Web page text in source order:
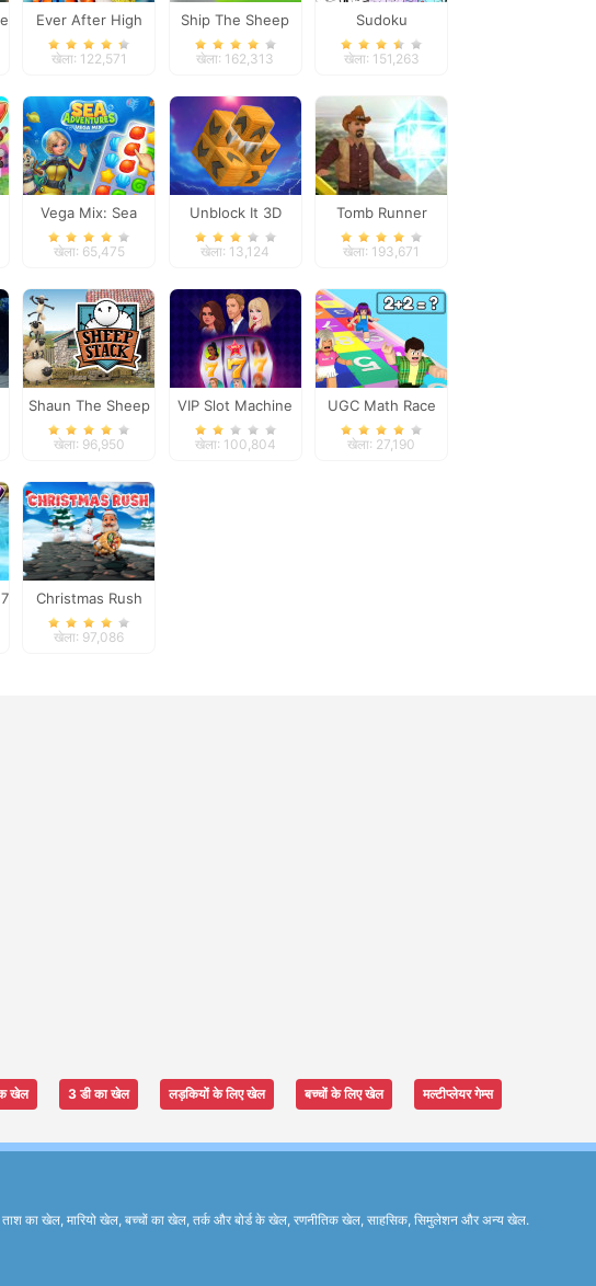
Ever After High
#future
खेला: 122,571
Ship The Sheep
खेला: 162,313
Sudoku
खेला: 151,263
Vega Mix: Sea
Adventures
खेला: 65,475
Unblock It 3D
खेला: 13,124
Tomb Runner
खेला: 193,671
Shaun The Sheep
Sheep Stack
खेला: 96,950
VIP Slot Machine
खेला: 100,804
UGC Math Race
खेला: 27,190
Christmas Rush
खेला: 97,086
खेल 3 डी का खेल लड़कियों के लिए खेल बच्चों के लिए खेल मल्टीप्लेयर गेम्स
का खेल, मारियो खेल, बच्चों का खेल, तर्क और बोर्ड के खेल, रणनीतिक खेल, साहसिक, सिमुलेशन और अन्य खेल.